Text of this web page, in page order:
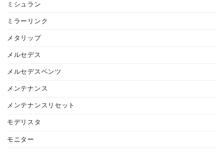
ミシュラン
ミラーリンク
メタリップ
メルセデス
メルセデスベンツ
メンテナンス
メンテナンスリセット
モデリスタ
モニター